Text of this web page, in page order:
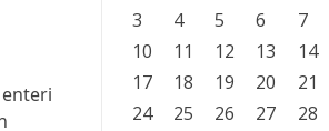
3
4 5 6 7
10
11 12 13 14
17
18 19 20 21
24
25 26 27 28